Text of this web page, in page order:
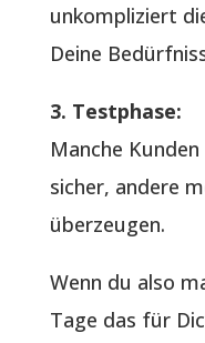
unkompliziert
Deine
3. Testphase:
Manche
sicher, andere
überzeugen.
Wenn du also
Tage das für